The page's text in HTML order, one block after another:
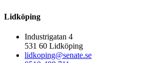
Lidköping
Industrigatan 4
531 60 Lidköping
lidkoping@senate.se